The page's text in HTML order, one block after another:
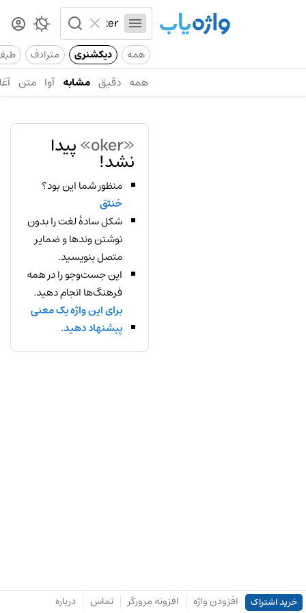
همه دیکشنری مترادف
همه دقیق مشابه آوا متن
«oker» پیدا
نشد!
منظور شما این بود؟
خنثق
شکل سادهٔ لغت را بدون
نوشتن وندها و ضمایر
متصل بنویسید.
این جست‌وجو را در همه
فرهنگ‌ها انجام دهید.
برای این واژه یک معنی
پیشنهاد دهید.
خرید اشتراک افزودن واژه افزونه مرورگر تماس درباره